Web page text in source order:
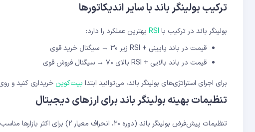
ترکیب بولینگر باند با سایر اندیکاتورها
بولینگر باند در ترکیب با RSI بهترین عملکرد را دارد:
قیمت در باند پایینی + RSI زیر ۳۰ → سیگنال خرید قوی
قیمت در باند بالایی + RSI بالای ۷۰ → سیگنال فروش قوی
برای اجرای استراتژی‌های بولینگر باند، می‌توانید ابتدا بیت‌کوین خریداری کنید و
تنظیمات بهینه بولینگر باند برای ارزهای دیجیتال
تنظیمات پیش‌فرض بولینگر باند (دوره